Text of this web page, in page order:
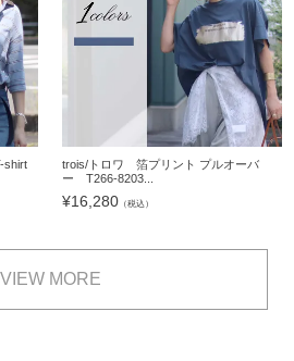
shirt
trois/トロワ 箔プリント プルオーバ
ー T266-8203...
¥16,280 （税込）
VIEW MORE